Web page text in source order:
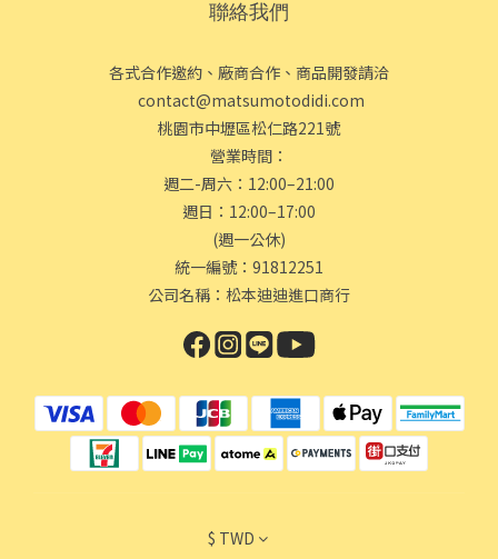
聯絡我們
各式合作邀約、廠商合作、商品開發請洽
contact@matsumotodidi.com
桃園市中壢區松仁路221號
營業時間：
週二-周六：12:00–21:00
週日：12:00–17:00
(週一公休)
統一編號：91812251
公司名稱：松本迪迪進口商行
$ TWD